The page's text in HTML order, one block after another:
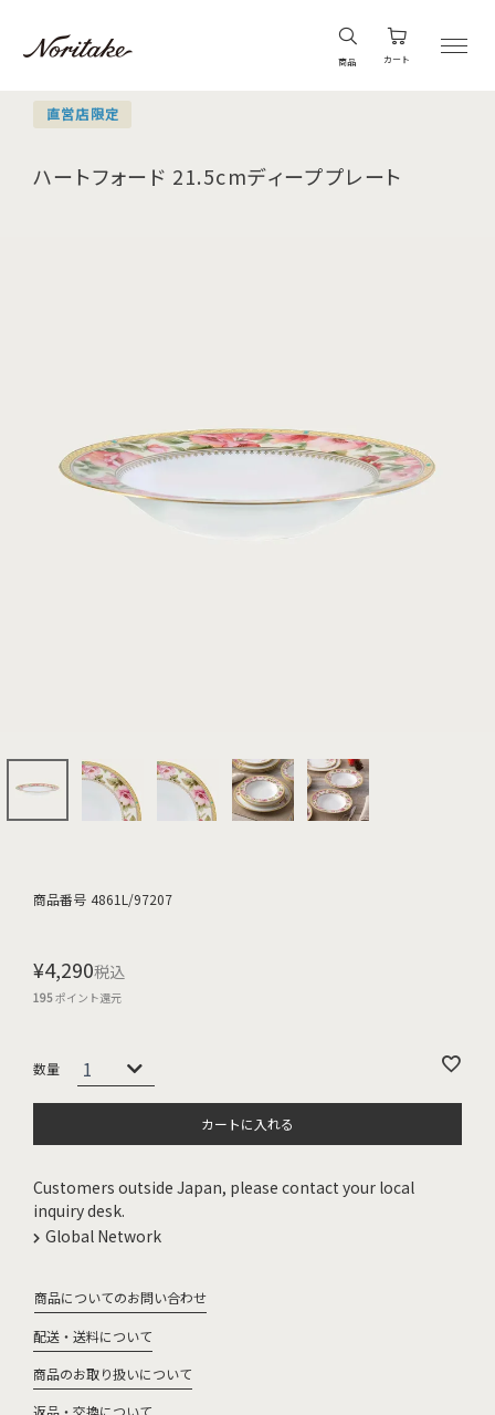
商品 カート
直営店限定
ハートフォード 21.5cmディーププレート
商品番号 4861L/97207
¥4,290税込
195ポイント還元
カートに入れる
Customers outside Japan, please contact your local
inquiry desk.
Global Network
商品についてのお問い合わせ
配送・送料について
商品のお取り扱いについて